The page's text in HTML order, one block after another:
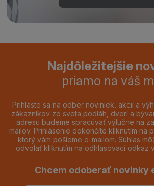
Najdôležitejšie
priamo na váš
Prihláste sa na odber noviniek, akcií a
zákazníkov zo sveta podláh, dverí a
adresu budeme spracúvať výlučne na
mailov. Prihlásenie dokončíte kliknutím na
ktorý vám pošleme e-mailom. Súhlas
odvolať kliknutím na odhlasovací odkaz
Chcem odoberať novinky